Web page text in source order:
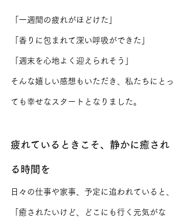
「一週間の疲れがほどけた」
「香りに包まれて深い呼吸ができた」
「週末を心地よく迎えられそう」
そんな嬉しい感想もいただき、私たちにとっ
ても幸せなスタートとなりました。
疲れているときこそ、静かに癒され
る時間を
日々の仕事や家事、予定に追われていると、
「癒されたいけど、どこにも行く元気がな